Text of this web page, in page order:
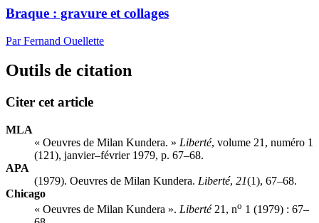
Braque : gravure et collages
Par Fernand Ouellette
Outils de citation
Citer cet article
MLA
« Oeuvres de Milan Kundera. » Liberté, volume 21, numéro 1
(121), janvier–février 1979, p. 67–68.
APA
(1979). Oeuvres de Milan Kundera. Liberté, 21(1), 67–68.
Chicago
« Oeuvres de Milan Kundera ». Liberté21, no 1 (1979) : 67–